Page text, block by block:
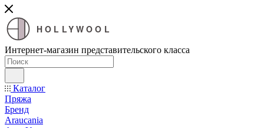
HOLLYWOOL
Интернет-магазин представительского класса
Каталог
Пряжа
Бренд
Araucania